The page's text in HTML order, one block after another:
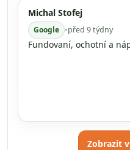
Michal Stofej
Google •před 9 týdny
Fundovaní, ochotní a
Zobrazit